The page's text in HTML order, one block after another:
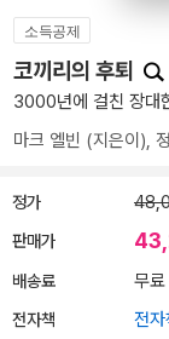
소득공제
코끼리의 후퇴
3000년에 걸친 장대
마크 엘빈 (지은이),
정가
판매가
배송료 무료
전자책 전